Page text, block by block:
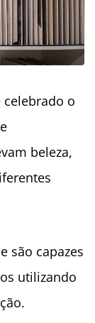
celebrado o
beleza,
são capazes
utilizando